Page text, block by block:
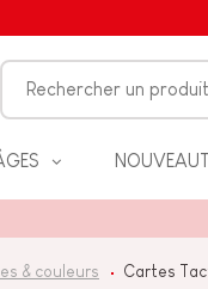
& couleurs Cartes